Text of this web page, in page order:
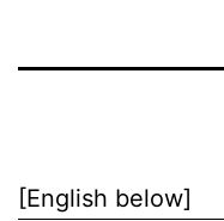
[English below]